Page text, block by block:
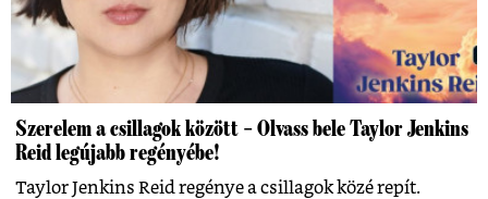
Szerelem a csillagok között – Olvass bele Taylor Jenkins
Reid legújabb regényébe!
Taylor Jenkins Reid regénye a csillagok közé repít.